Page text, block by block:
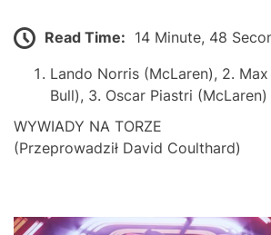
Read Time: 14 Minute, 48
Lando Norris (McLaren), 2.
Bull), 3. Oscar Piastri (McLaren)
WYWIADY NA TORZE
(Przeprowadził David Coulthard)